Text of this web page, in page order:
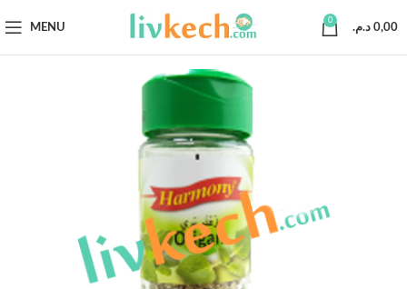
MENU
0
0,00 د.م.